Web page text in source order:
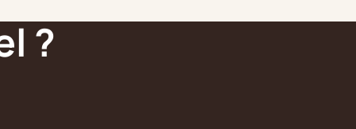
Ajouter au panier
?